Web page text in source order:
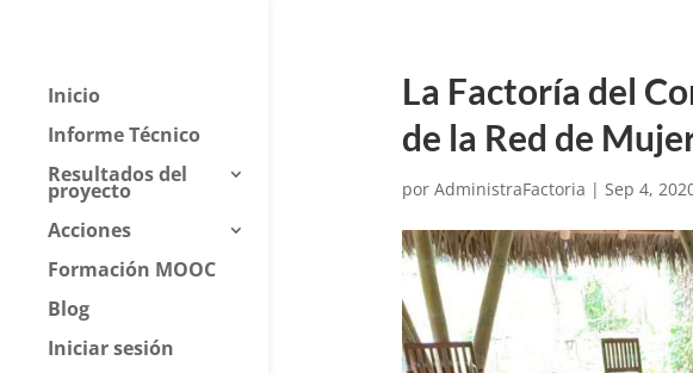
Inicio
Informe Técnico
Resultados del
proyecto
Acciones
Formación MOOC
Blog
Iniciar sesión
La Factoría del
de la Red de
por AdministraFactoria | Sep 4,